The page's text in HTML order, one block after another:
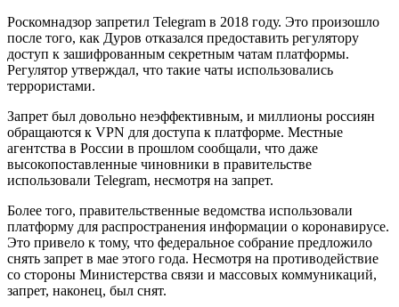
Роскомнадзор запретил Telegram в 2018 году. Это произошло
после того, как Дуров отказался предоставить регулятору
доступ к зашифрованным секретным чатам платформы.
Регулятор утверждал, что такие чаты использовались
террористами.
Запрет был довольно неэффективным, и миллионы россиян
обращаются к VPN для доступа к платформе. Местные
агентства в России в прошлом сообщали, что даже
высокопоставленные чиновники в правительстве
использовали Telegram, несмотря на запрет.
Более того, правительственные ведомства использовали
платформу для распространения информации о коронавирусе.
Это привело к тому, что федеральное собрание предложило
снять запрет в мае этого года. Несмотря на противодействие
со стороны Министерства связи и массовых коммуникаций,
запрет, наконец, был снят.